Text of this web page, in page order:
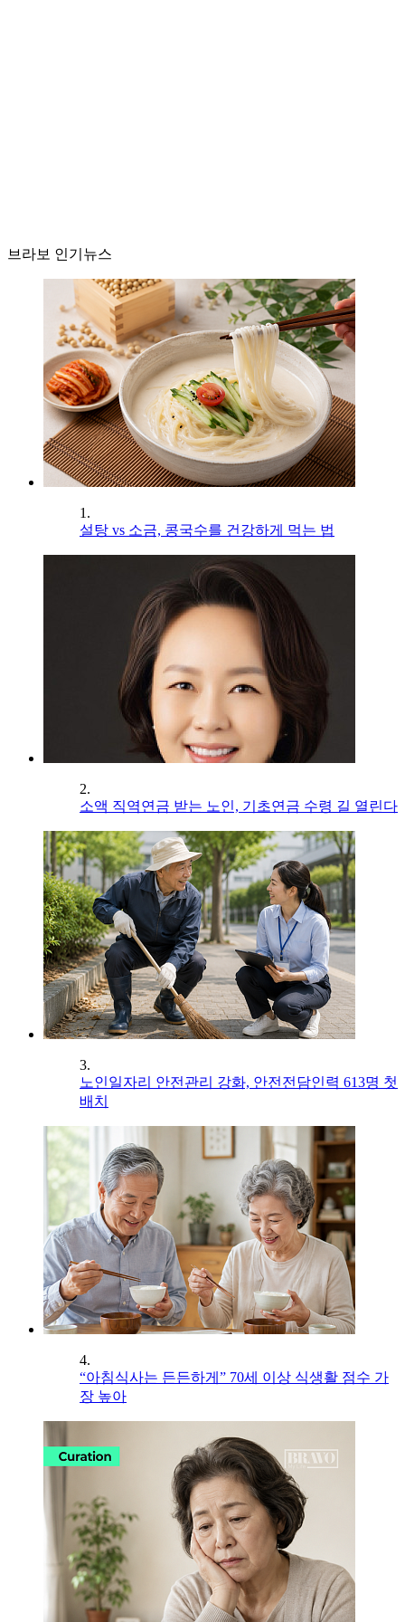
브라보 인기뉴스
1.
설탕 vs 소금, 콩국수를 건강하게 먹는 법
2.
소액 직역연금 받는 노인, 기초연금 수령 길 열린다
3.
노인일자리 안전관리 강화, 안전전담인력 613명 첫
배치
4.
“아침식사는 든든하게” 70세 이상 식생활 점수 가
장 높아